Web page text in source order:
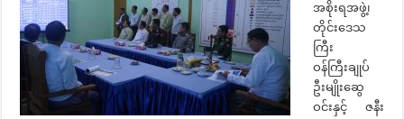
အစိုးရအဖွဲ့၊
တိုင်းဒေသ
ကြီး
ဝန်ကြီးချုပ်
ဦးမျိုးဆွေ
ဝင်းနှင့် ဇနီး